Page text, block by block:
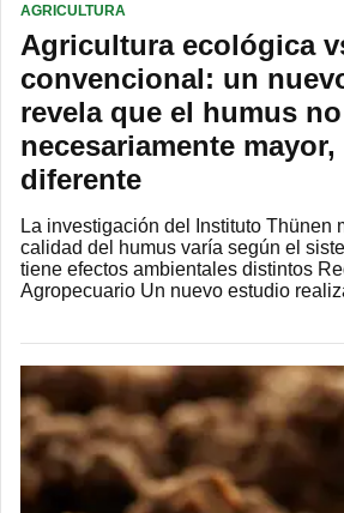
AGRICULTURA
Agricultura ecológica
convencional: un
revela que el humus
necesariamente
diferente
La investigación del Instituto Thünen
calidad del humus varía según el
tiene efectos ambientales distintos
Agropecuario Un nuevo estudio